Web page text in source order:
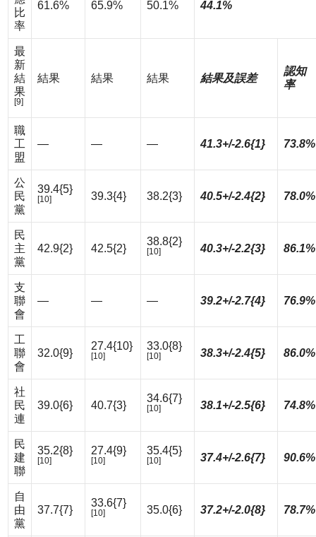
比
率
61.6% 65.9% 50.1% 44.1%
最
新
結
果
[9]
結果 結果 結果 結果及誤差
認知
率
職
工
盟
— — — 41.3+/-2.6{1} 73.8%
公
民
黨
39.4{5}
[10] 39.3{4} 38.2{3} 40.5+/-2.4{2} 78.0%
民
主
黨
42.9{2} 42.5{2}
38.8{2}
[10] 40.3+/-2.2{3} 86.1%
支
聯
會
— — — 39.2+/-2.7{4} 76.9%
工
聯
會
32.0{9}
27.4{10}
[10]
33.0{8}
[10] 38.3+/-2.4{5} 86.0%
社
民
連
39.0{6} 40.7{3}
34.6{7}
[10] 38.1+/-2.5{6} 74.8%
民
建
聯
35.2{8}
[10]
27.4{9}
[10]
35.4{5}
[10] 37.4+/-2.6{7} 90.6%
自
由
黨
37.7{7}
33.6{7}
[10] 35.0{6} 37.2+/-2.0{8} 78.7%